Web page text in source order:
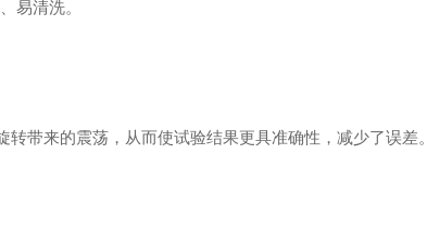
易清洗。
带来的震荡，从而使试验结果更具准确性，减少了误差。